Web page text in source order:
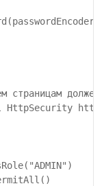
страницам
HttpSecurity